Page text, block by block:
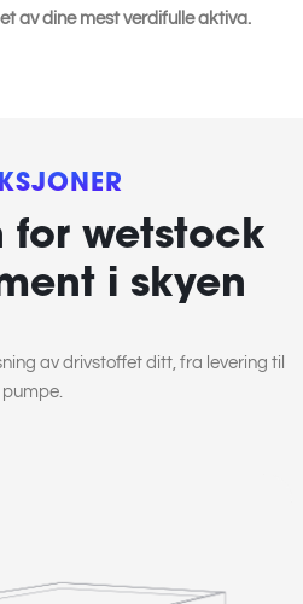
av dine mest verdifulle aktiva.
for wetstock
i skyen
av drivstoffet ditt, fra levering til
pumpe.